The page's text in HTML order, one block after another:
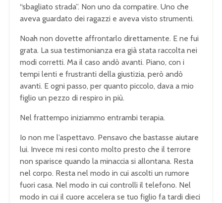
“sbagliato strada”. Non uno da compatire. Uno che
aveva guardato dei ragazzi e aveva visto strumenti.
Noah non dovette affrontarlo direttamente. E ne fui
grata. La sua testimonianza era già stata raccolta nei
modi corretti. Ma il caso andò avanti. Piano, con i
tempi lenti e frustranti della giustizia, però andò
avanti. E ogni passo, per quanto piccolo, dava a mio
figlio un pezzo di respiro in più.
Nel frattempo iniziammo entrambi terapia.
Io non me l’aspettavo. Pensavo che bastasse aiutare
lui. Invece mi resi conto molto presto che il terrore
non sparisce quando la minaccia si allontana. Resta
nel corpo. Resta nel modo in cui ascolti un rumore
fuori casa. Nel modo in cui controlli il telefono. Nel
modo in cui il cuore accelera se tuo figlio fa tardi dieci